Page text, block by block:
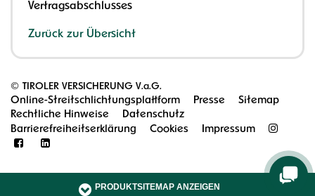
Vertragsabschlusses
Zurück zur Übersicht
© TIROLER VERSICHERUNG V.a.G.
Online-Streitschlichtungsplattform
Presse
Sitemap
Rechtliche Hinweise
Datenschutz
Barrierefreiheitserklärung
Cookies Impressum
PRODUKTSITEMAP ANZEIGEN